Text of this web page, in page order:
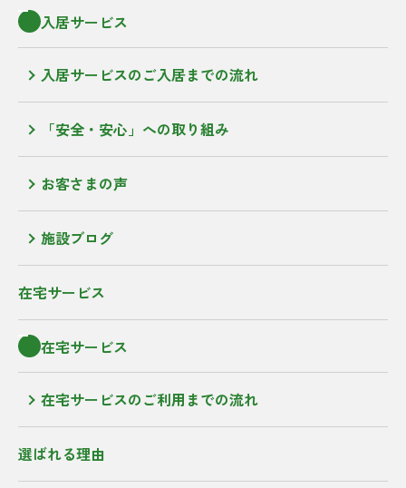
入居サービス
入居サービスのご入居までの流れ
「安全・安心」への取り組み
お客さまの声
施設ブログ
在宅サービス
在宅サービス
在宅サービスのご利用までの流れ
選ばれる理由